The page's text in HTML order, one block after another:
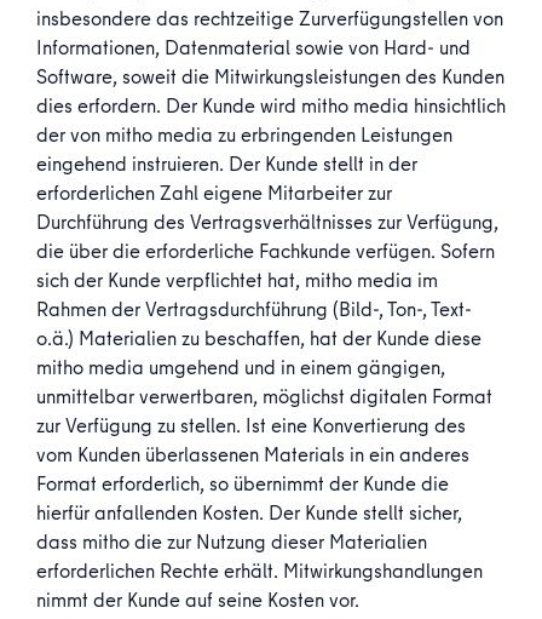
insbesondere das rechtzeitige Zurverfügungstellen von
Informationen, Datenmaterial sowie von Hard- und
Software, soweit die Mitwirkungsleistungen des Kunden
dies erfordern. Der Kunde wird mitho media hinsichtlich
der von mitho media zu erbringenden Leistungen
eingehend instruieren. Der Kunde stellt in der
erforderlichen Zahl eigene Mitarbeiter zur
Durchführung des Vertragsverhältnisses zur Verfügung,
die über die erforderliche Fachkunde verfügen. Sofern
sich der Kunde verpflichtet hat, mitho media im
Rahmen der Vertragsdurchführung (Bild-, Ton-, Text-
o.ä.) Materialien zu beschaffen, hat der Kunde diese
mitho media umgehend und in einem gängigen,
unmittelbar verwertbaren, möglichst digitalen Format
zur Verfügung zu stellen. Ist eine Konvertierung des
vom Kunden überlassenen Materials in ein anderes
Format erforderlich, so übernimmt der Kunde die
hierfür anfallenden Kosten. Der Kunde stellt sicher,
dass mitho die zur Nutzung dieser Materialien
erforderlichen Rechte erhält. Mitwirkungshandlungen
nimmt der Kunde auf seine Kosten vor.